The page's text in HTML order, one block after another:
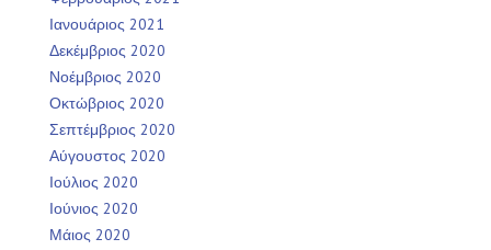
Ιανουάριος 2021
Δεκέμβριος 2020
Νοέμβριος 2020
Οκτώβριος 2020
Σεπτέμβριος 2020
Αύγουστος 2020
Ιούλιος 2020
Ιούνιος 2020
Μάιος 2020